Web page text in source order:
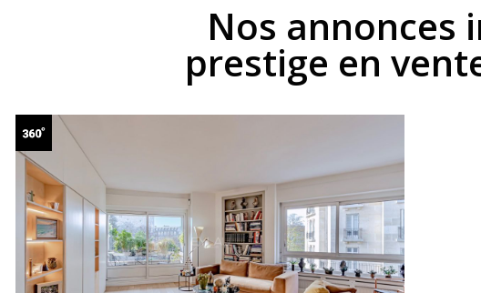
Nos annonces
prestige en